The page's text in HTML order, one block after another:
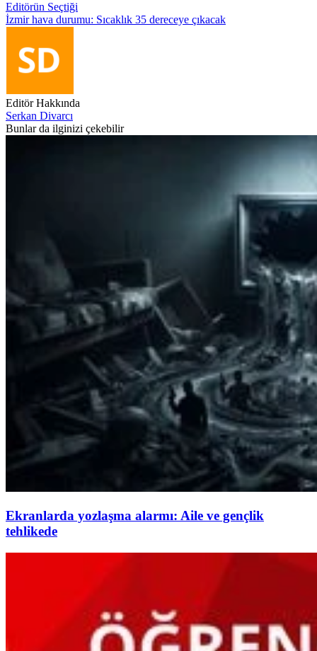
Editörün Seçtiği
İzmir hava durumu: Sıcaklık 35 dereceye çıkacak
Editör Hakkında
Serkan Divarcı
Bunlar da ilginizi çekebilir
Ekranlarda yozlaşma alarmı: Aile ve gençlik
tehlikede